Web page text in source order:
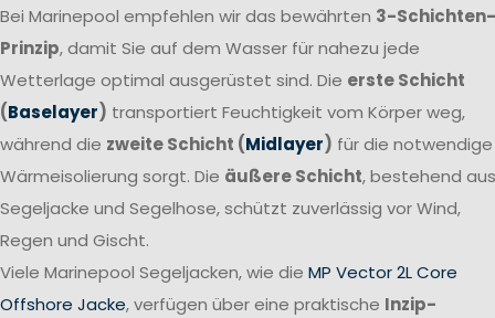
Bei Marinepool empfehlen wir das bewährten 3-Schichten-
Prinzip, damit Sie auf dem Wasser für nahezu jede
Wetterlage optimal ausgerüstet sind. Die erste Schicht
(Baselayer) transportiert Feuchtigkeit vom Körper weg,
während die zweite Schicht (Midlayer) für die notwendige
Wärmeisolierung sorgt. Die äußere Schicht, bestehend aus
Segeljacke und Segelhose, schützt zuverlässig vor Wind,
Regen und Gischt.
Viele Marinepool Segeljacken, wie die MP Vector 2L Core
Offshore Jacke, verfügen über eine praktische Inzip-